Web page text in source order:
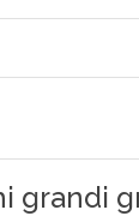
grandi